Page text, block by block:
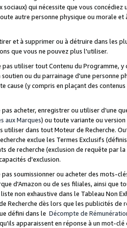
sociaux) qui nécessite que vous
autre personne physique ou morale
et à supprimer ou à détruire dans les
que vous ne pouvez plus l'utiliser.
pas utiliser tout Contenu du Programme,
ou du parrainage d'une personne
cause (y compris en plaçant des
pas acheter, enregistrer ou utiliser d’une
aux Marques) ou toute variante ou
utiliser dans tout Moteur de Recherche.
exclue les Termes Exclusifs
de recherche (exclusion de requête
d'exclusion.
soumissionner ou acheter des mots-
d'Amazon ou de ses filiales, ainsi que
non exhaustive dans le Tableau Non
Recherche dès lors que les publicités de
défini dans le Décompte de
apparaissent en réponse à un mot-